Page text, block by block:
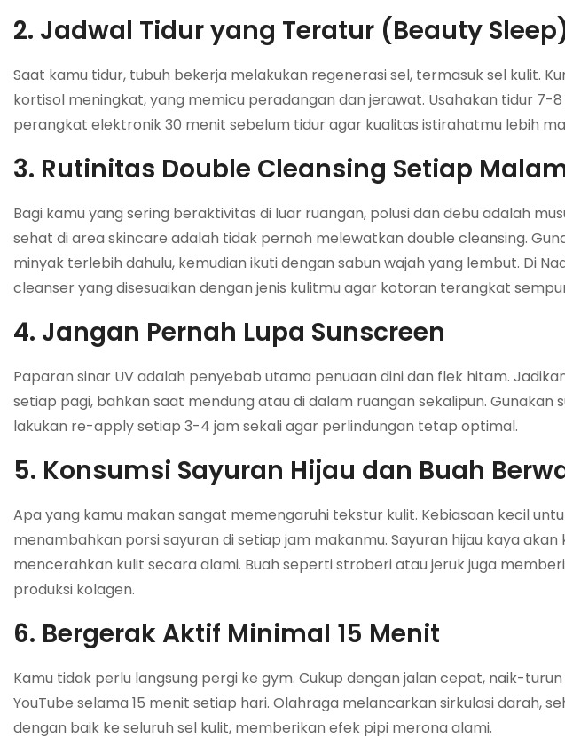
2. Jadwal Tidur yang Teratur (Beauty
Saat kamu tidur, tubuh bekerja melakukan regenerasi sel, termasuk sel kulit.
kortisol meningkat, yang memicu peradangan dan jerawat. Usahakan tidur 7-
perangkat elektronik 30 menit sebelum tidur agar kualitas istirahatmu lebih
3. Rutinitas Double Cleansing Setiap
Bagi kamu yang sering beraktivitas di luar ruangan, polusi dan debu adalah
sehat di area skincare adalah tidak pernah melewatkan double cleansing.
minyak terlebih dahulu, kemudian ikuti dengan sabun wajah yang lembut. Di
cleanser yang disesuaikan dengan jenis kulitmu agar kotoran terangkat
4. Jangan Pernah Lupa Sunscreen
Paparan sinar UV adalah penyebab utama penuaan dini dan flek hitam.
setiap pagi, bahkan saat mendung atau di dalam ruangan sekalipun. Gunakan
lakukan re-apply setiap 3-4 jam sekali agar perlindungan tetap optimal.
5. Konsumsi Sayuran Hijau dan Buah
Apa yang kamu makan sangat memengaruhi tekstur kulit. Kebiasaan kecil
menambahkan porsi sayuran di setiap jam makanmu. Sayuran hijau kaya
mencerahkan kulit secara alami. Buah seperti stroberi atau jeruk juga
produksi kolagen.
6. Bergerak Aktif Minimal 15 Menit
Kamu tidak perlu langsung pergi ke gym. Cukup dengan jalan cepat, naik-
YouTube selama 15 menit setiap hari. Olahraga melancarkan sirkulasi darah,
dengan baik ke seluruh sel kulit, memberikan efek pipi merona alami.